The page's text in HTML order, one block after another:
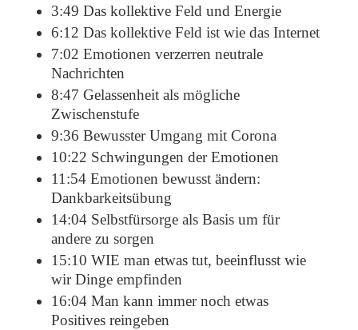
3:49 Das kollektive Feld und Energie
6:12 Das kollektive Feld ist wie das Internet
7:02 Emotionen verzerren neutrale
Nachrichten
8:47 Gelassenheit als mögliche
Zwischenstufe
9:36 Bewusster Umgang mit Corona
10:22 Schwingungen der Emotionen
11:54 Emotionen bewusst ändern:
Dankbarkeitsübung
14:04 Selbstfürsorge als Basis um für
andere zu sorgen
15:10 WIE man etwas tut, beeinflusst wie
wir Dinge empfinden
16:04 Man kann immer noch etwas
Positives reingeben